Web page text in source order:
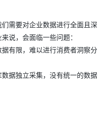
需要对企业数据进行全面且深
说，会面临一些问题：
有限，难以进行消费者洞察分
据独立采集，没有统一的数据